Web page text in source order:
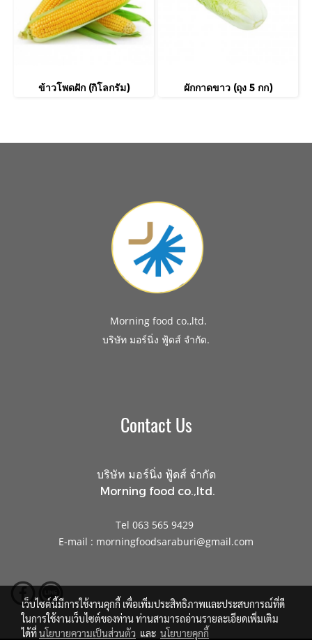
ข้าวโพดฝัก (กิโลกรัม) ผักกาดขาว (ถุง 5 กก)
Morning food co.,ltd.
บริษัท มอร์นิ่ง ฟู้ดส์ จำกัด.
Contact Us
บริษัท มอร์นิ่ง ฟู้ดส์ จำกัด
Morning food co.,ltd.
Tel 063 565 9429
E-mail : morningfoodsaraburi@gmail.com
เว็บไซต์นี้มีการใช้งานคุกกี้ เพื่อเพิ่มประสิทธิภาพและประสบการณ์ที่ดี
ในการใช้งานเว็บไซต์ของท่าน ท่านสามารถอ่านรายละเอียดเพิ่มเติม
ได้ที่นโยบายความเป็นส่วนตัว และ นโยบายคุกกี้